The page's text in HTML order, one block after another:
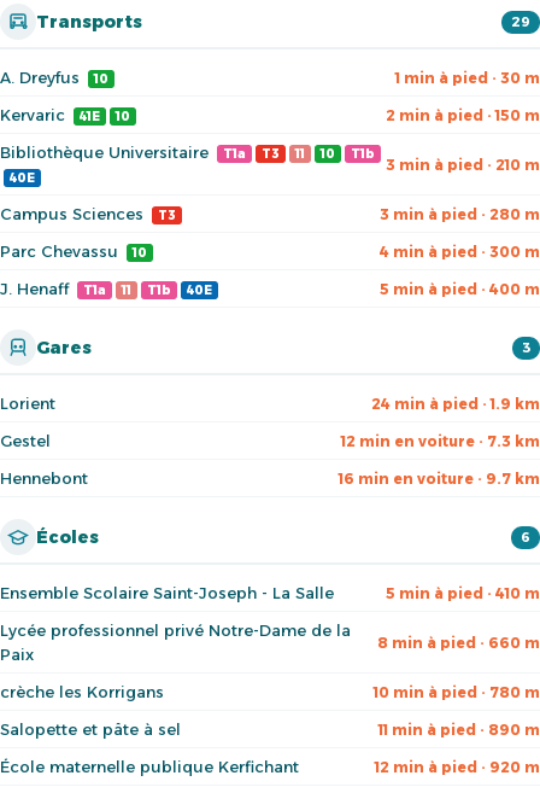
Transports 29
A. Dreyfus 10 1 min à pied · 30 m
Kervaric 41E 10 2 min à pied · 150 m
Bibliothèque Universitaire T1a T3 11 10
T1b
40E
3 min à pied · 210 m
Campus Sciences T3 3 min à pied · 280 m
Parc Chevassu 10 4 min à pied · 300 m
J. Henaff T1a 11 T1b 40E 5 min à pied · 400 m
Gares 3
Lorient 24 min à pied · 1.9 km
Gestel 12 min en voiture · 7.3 km
Hennebont 16 min en voiture · 9.7 km
Écoles 6
Ensemble Scolaire Saint-Joseph - La Salle 5 min à pied · 410 m
Lycée professionnel privé Notre-Dame de la
Paix
8 min à pied · 660 m
crèche les Korrigans 10 min à pied · 780 m
Salopette et pâte à sel 11 min à pied · 890 m
École maternelle publique Kerfichant 12 min à pied · 920 m